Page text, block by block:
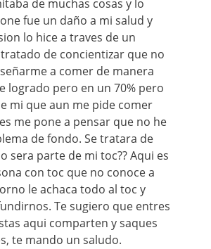
de muchas cosas y lo
fue un daño a mi salud y
lo hice a traves de un
de concientizar que no
a comer de manera
logrado pero en un 70% pero
mi que aun me pide comer
me pone a pensar que no he
de fondo. Se tratara de
sera parte de mi toc?? Aqui es
con toc que no conoce a
le achaca todo al toc y
Te sugiero que entres
aqui comparten y saques
te mando un saludo.